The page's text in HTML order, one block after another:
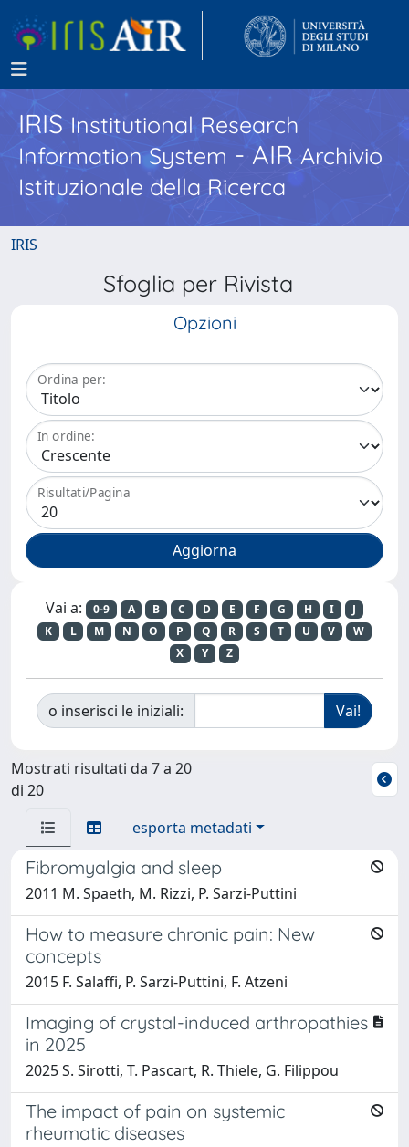
IRISInstitutional Research
Information System - AIR Archivio
Istituzionale della Ricerca
IRIS
Sfoglia per Rivista
Opzioni
Ordina per:
In ordine:
Risultati/Pagina
Vai a: 0-9 A B C D E F G H I
J
K
L M N O P Q R S T U V
W
X
Y Z
o inserisci le iniziali:
Mostrati risultati da 7 a 20
di 20
esporta metadati
Fibromyalgia and sleep
2011 M. Spaeth, M. Rizzi, P. Sarzi-Puttini
How to measure chronic pain: New
concepts
2015 F. Salaffi, P. Sarzi-Puttini, F. Atzeni
Imaging of crystal-induced arthropathies
in 2025
2025 S. Sirotti, T. Pascart, R. Thiele, G. Filippou
The impact of pain on systemic
rheumatic diseases